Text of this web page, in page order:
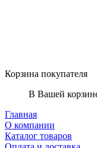
Корзина покупателя
В Вашей
Главная
О компании
Каталог товаров